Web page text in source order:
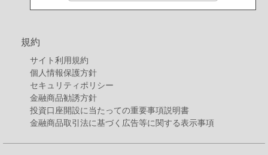
規約
サイト利用規約
個人情報保護方針
セキュリティポリシー
金融商品勧誘方針
投資口座開設に当たっての重要事項説明書
金融商品取引法に基づく広告等に関する表示事項